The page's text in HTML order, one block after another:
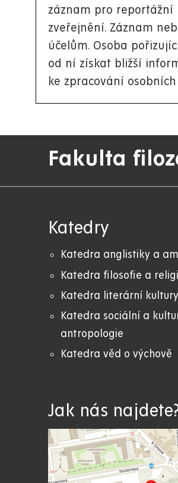
záznam pro reportážní
zveřejnění. Záznam
účelům. Osoba
od ní získat bližší
ke zpracování
Fakulta
Katedry
Katedra anglistiky a
Katedra filosofie a
Katedra literární kultury
Katedra sociální a
antropologie
Katedra věd o výchově
Jak nás